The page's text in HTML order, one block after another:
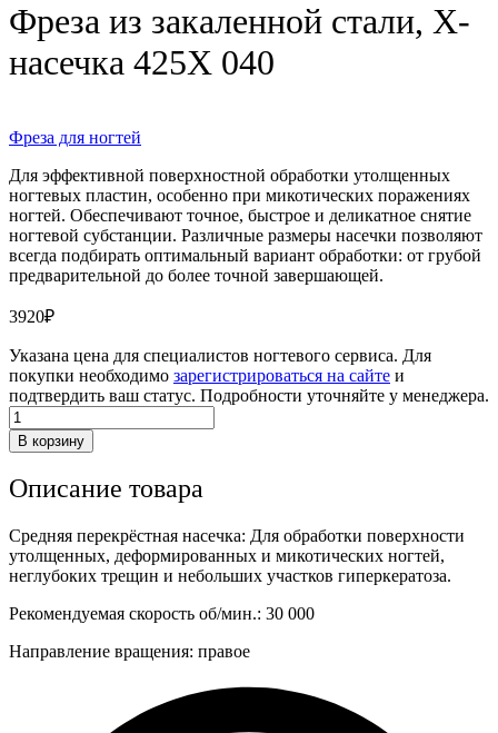
Фреза из закаленной стали, Х-
насечка 425X 040
Фреза для ногтей
Для эффективной поверхностной обработки утолщенных
ногтевых пластин, особенно при микотических поражениях
ногтей. Обеспечивают точное, быстрое и деликатное снятие
ногтевой субстанции. Различные размеры насечки позволяют
всегда подбирать оптимальный вариант обработки: от грубой
предварительной до более точной завершающей.
3920₽
Указана цена для специалистов ногтевого сервиса. Для
покупки необходимо зарегистрироваться на сайте и
подтвердить ваш статус. Подробности уточняйте у менеджера.
Количество
товара
Фреза
закаленной
Х-
насечка
425X
В корзину
Описание товара
Средняя перекрёстная насечка: Для обработки поверхности
утолщенных, деформированных и микотических ногтей,
неглубоких трещин и небольших участков гиперкератоза.
Рекомендуемая скорость об/мин.: 30 000
Направление вращения: правое